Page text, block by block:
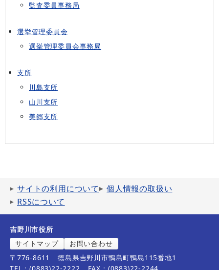
監査委員事務局
選挙管理委員会
選挙管理委員会事務局
支所
川島支所
山川支所
美郷支所
サイトの利用について
個人情報の取扱い
RSSについて
吉野川市役所
サイトマップ
お問い合わせ
〒776-8611
徳島県吉野川市鴨島町鴨島115番地1